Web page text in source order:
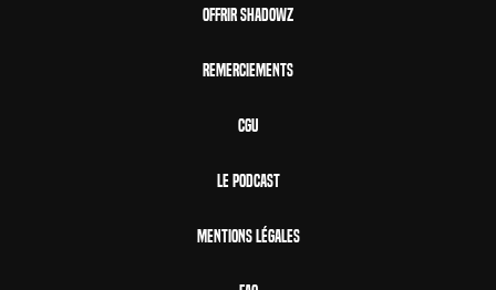
Offrir Shadowz
Remerciements
CGU
Le Podcast
Mentions Légales